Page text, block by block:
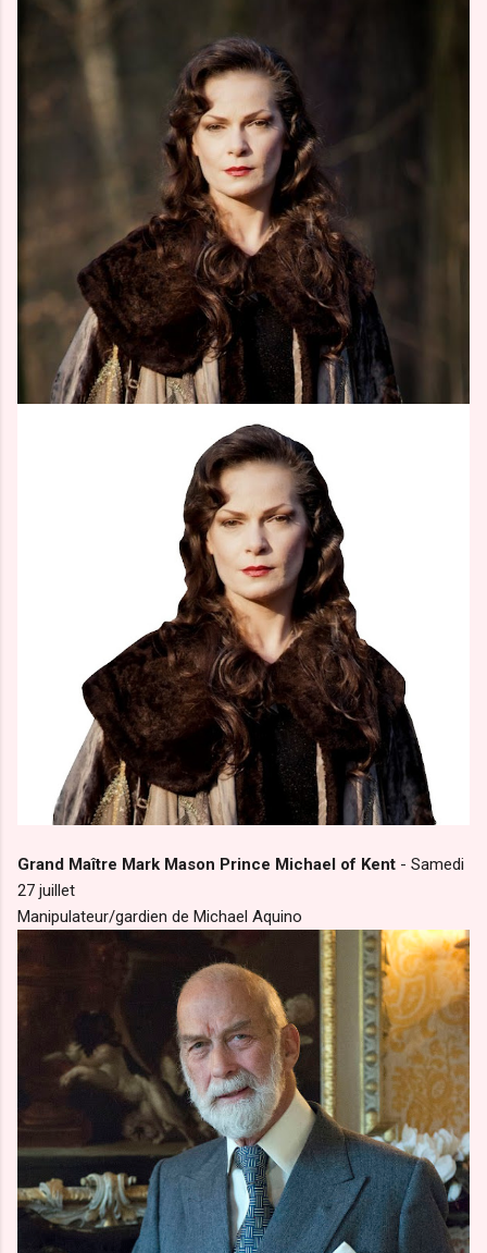
Grand Maître Mark Mason Prince Michael of Kent - Samedi
27 juillet
Manipulateur/gardien de Michael Aquino